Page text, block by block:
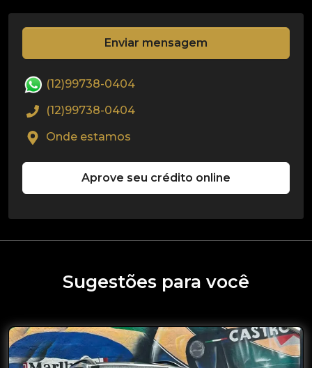
Enviar mensagem
(12)99738-0404
(12)99738-0404
Onde estamos
Aprove seu crédito online
Sugestões para você